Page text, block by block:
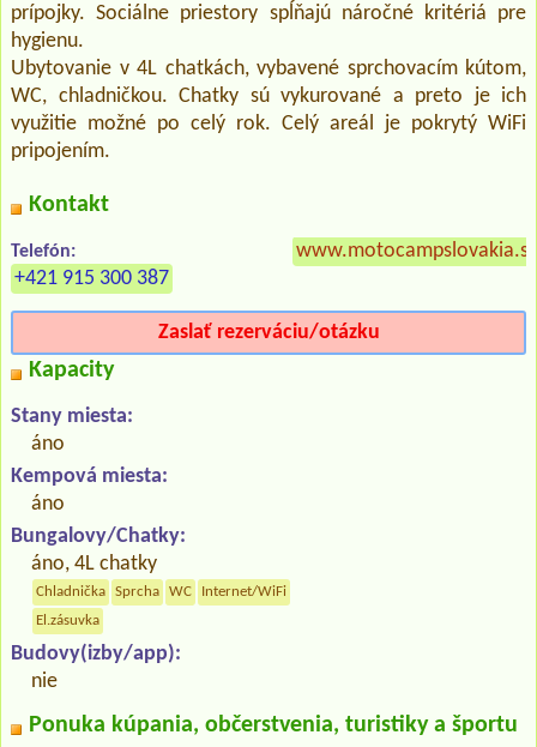
prípojky. Sociálne priestory spĺňajú náročné kritériá pre
hygienu.
Ubytovanie v 4L chatkách, vybavené sprchovacím kútom,
WC, chladničkou. Chatky sú vykurované a preto je ich
využitie možné po celý rok. Celý areál je pokrytý WiFi
pripojením.
Kontakt
Telefón:
+421 915 300 387
www.motocampslovakia.sk
Zaslať rezerváciu/otázku
Kapacity
Stany miesta:
áno
Kempová miesta:
áno
Bungalovy/Chatky:
áno, 4L chatky
Chladnička Sprcha WC
Internet/WiFi
El.zásuvka
Budovy(izby/app):
nie
Ponuka kúpania, občerstvenia, turistiky a športu